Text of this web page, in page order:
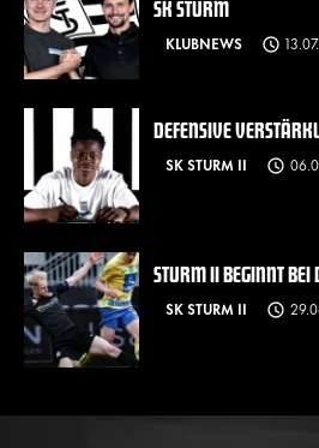
SK STURM
KLUBNEWS
DEFENSIVE
SK STURM II
STURM II BEGINNT BEI
SK STURM II